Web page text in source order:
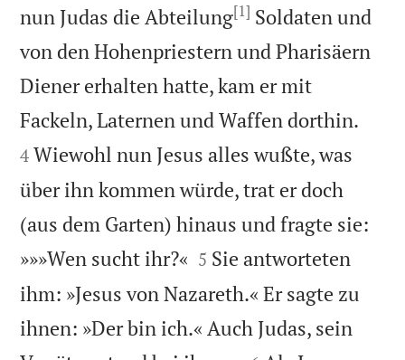
nun Judas die Abteilung[1] Soldaten und
von den Hohenpriestern und Pharisäern
Diener erhalten hatte, kam er mit
Fackeln, Laternen und Waffen dorthin.
4 Wiewohl nun Jesus alles wußte, was
über ihn kommen würde, trat er doch
(aus dem Garten) hinaus und fragte sie:
»»»Wen sucht ihr?« 

5 Sie antworteten
ihm: »Jesus von Nazareth.« Er sagte zu
ihnen: »Der bin ich.« Auch Judas, sein